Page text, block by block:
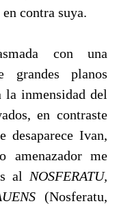
contra suya.
con una
grandes planos
la inmensidad del
en contraste
desaparece Ivan,
amenazador me
al NOSFERATU,
(Nosferatu,